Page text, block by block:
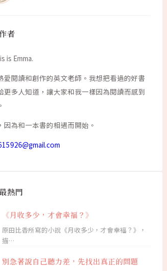
者
is Emma.
愛閱讀和創作的英文老師。我想把看過的好書
更多人知道，讓大家和我一樣因為閱讀而感到
因為和一本書的相遇而開始。
熱門
《月收多少，才會幸福？》
原田比香所寫的小說《月收多少，才會幸福？》，
描…
別急著說自己聽力差，先找出真正的問題